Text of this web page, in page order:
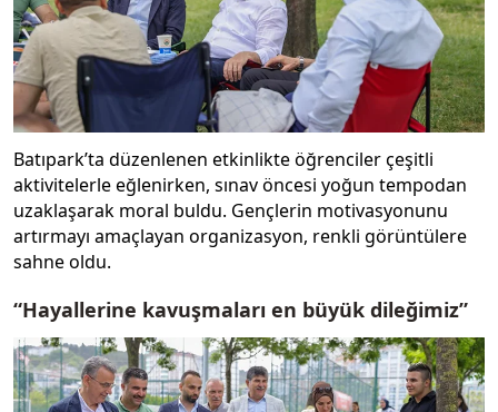
Batıpark’ta düzenlenen etkinlikte öğrenciler çeşitli
aktivitelerle eğlenirken, sınav öncesi yoğun tempodan
uzaklaşarak moral buldu. Gençlerin motivasyonunu
artırmayı amaçlayan organizasyon, renkli görüntülere
sahne oldu.
“Hayallerine kavuşmaları en büyük dileğimiz”